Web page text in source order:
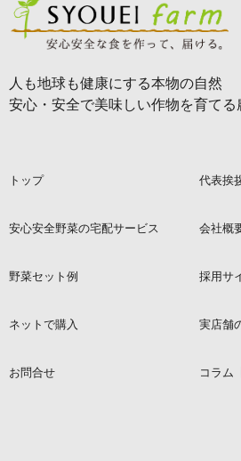
人も地球も健康にする本物の自然
安心・安全で美味しい作物を育て
トップ 代表挨
安心安全野菜の宅配サービス 会社概
野菜セット例 採用サ
ネットで購入 実店舗
お問合せ コラム